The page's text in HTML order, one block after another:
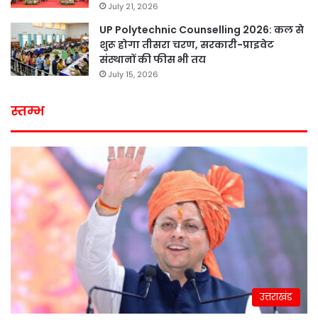
July 21, 2026
UP Polytechnic Counselling 2026: कल से
शुरू होगा तीसरा चरण, सरकारी-प्राइवेट
संस्थानों की फीस भी तय
July 15, 2026
स्तम्भ
उत्तराखंड